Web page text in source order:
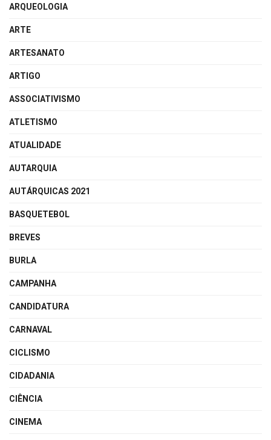
ARQUEOLOGIA
ARTE
ARTESANATO
ARTIGO
ASSOCIATIVISMO
ATLETISMO
ATUALIDADE
AUTARQUIA
AUTÁRQUICAS 2021
BASQUETEBOL
BREVES
BURLA
CAMPANHA
CANDIDATURA
CARNAVAL
CICLISMO
CIDADANIA
CIÊNCIA
CINEMA